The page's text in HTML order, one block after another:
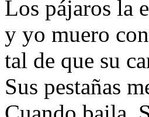
Los pájaros la
y yo muero con
tal de que su
Sus pestañas